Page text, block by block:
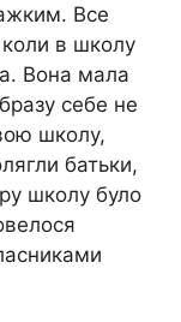
Все
коли в школу
Вона мала
себе не
школу,
батьки,
школу було